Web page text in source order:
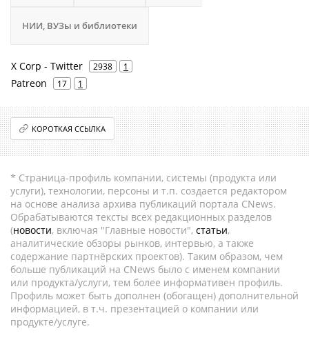
НИИ, ВУЗы и библиотеки
X Corp - Twitter 2938 1
Patreon 17 1
КОРОТКАЯ ССЫЛКА
* Страница-профиль компании, системы (продукта или
услуги), технологии, персоны и т.п. создается редактором
на основе анализа архива публикаций портала CNews.
Обрабатываются тексты всех редакционных разделов
(новости, включая "Главные новости", статьи,
аналитические обзоры рынков, интервью, а также
содержание партнёрских проектов). Таким образом, чем
больше публикаций на CNews было с именем компании
или продукта/услуги, тем более информативен профиль.
Профиль может быть дополнен (обогащен) дополнительной
информацией, в т.ч. презентацией о компании или
продукте/услуге.